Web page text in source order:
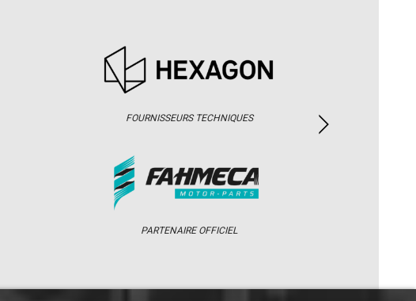
FOURNISSEURS TECHNIQUES
PARTENAIRE OFFICIEL